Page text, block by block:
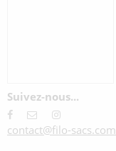
Suivez-nous...
contact@filo-sacs.com